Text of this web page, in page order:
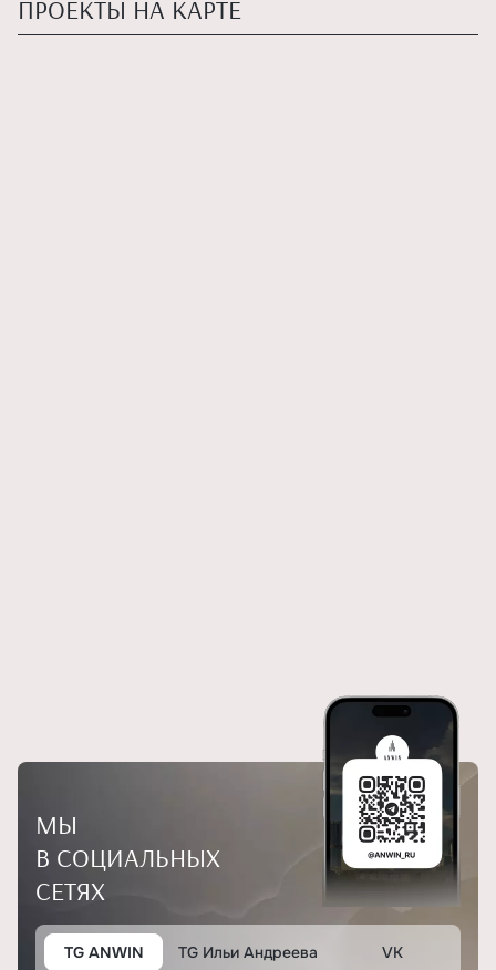
ПРОЕКТЫ НА КАРТЕ
МЫ
В СОЦИАЛЬНЫХ
СЕТЯХ
TG ANWIN TG Ильи Андреева VK